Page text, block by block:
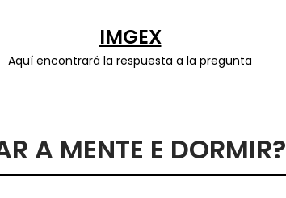
IMGEX
Aquí encontrará la respuesta a la pregunta
A MENTE E DORMIR?